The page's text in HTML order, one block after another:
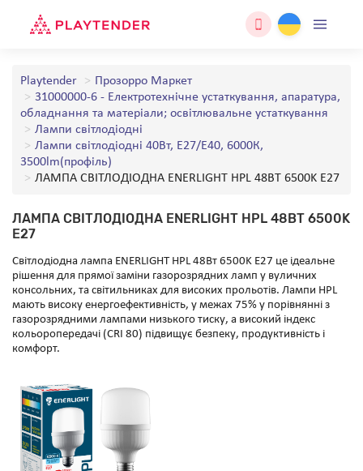
Playtender
Прозорро Маркет
31000000-6 - Електротехнічне устаткування, апаратура,
обладнання та матеріали; освітлювальне устаткування
Лампи світлодіодні
Лампи світлодіодні 40Вт, E27/E40, 6000К,
3500lm(профіль)
ЛАМПА СВІТЛОДІОДНА ENERLIGHT HPL 48ВТ 6500K E27
ЛАМПА СВІТЛОДІОДНА ENERLIGHT HPL 48ВТ 6500K
E27
Світлодіодна лампа ENERLIGHT HPL 48Вт 6500K E27 це ідеальне
рішення для прямої заміни газорозрядних ламп у вуличних
консольних, та світильниках для високих прольотів. Лампи HPL
мають високу енергоефективність, у межах 75% у порівнянні з
газорозрядними лампами низького тиску, а високий індекс
кольоропередачі (CRI 80) підвищує безпеку, продуктивність і
комфорт.